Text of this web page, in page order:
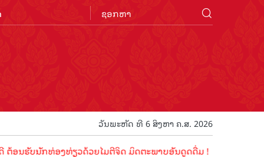
ວັນພະຫັດ ທີ 6 ສິງຫາ ຄ.ສ. 2026
ນັກທ່ອງທ່ຽວດ້ວຍໄມຕີຈິດ ມິດຕະພາບອັນດູດດື່ມ !